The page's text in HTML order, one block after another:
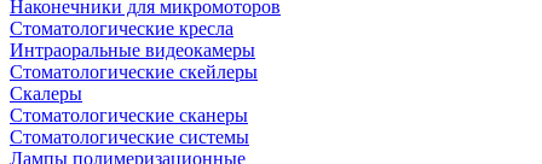
Наконечники для микромоторов
Стоматологические кресла
Интраоральные видеокамеры
Стоматологические скейлеры
Скалеры
Стоматологические сканеры
Стоматологические системы
Лампы полимеризационные